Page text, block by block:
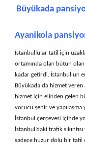
Büyükada
Ayanikola
İstanbullular tatil için
ortamında olan bütün
kadar getirdi. İstanbul un
Büyükada da hizmet
hizmet için elinden gelen
yorucu şehir ve
İstanbul çerçevesi içinde
İstanbul’daki trafik
sadece huzur dolu bir tatil